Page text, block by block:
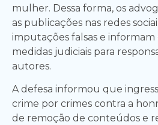
mulher. Dessa forma, os
as publicações nas redes
imputações falsas e
medidas judiciais para
autores.
A defesa informou que
crime por crimes contra a
de remoção de conteúdos e